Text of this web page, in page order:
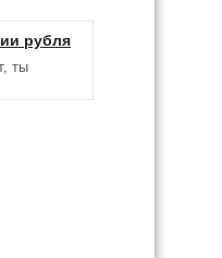
рубля
ты